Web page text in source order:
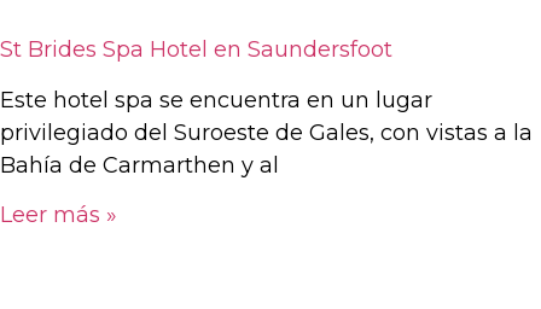
St Brides Spa Hotel en Saundersfoot
Este hotel spa se encuentra en un lugar
privilegiado del Suroeste de Gales, con vistas a la
Bahía de Carmarthen y al
Leer más »